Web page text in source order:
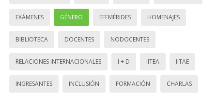
EXÁMENES GÉNERO EFEMÉRIDES HOMENAJES
BIBLIOTECA DOCENTES NODOCENTES
RELACIONES INTERNACIONALES I + D IITEA IITAE
INGRESANTES INCLUSIÓN FORMACIÓN CHARLAS